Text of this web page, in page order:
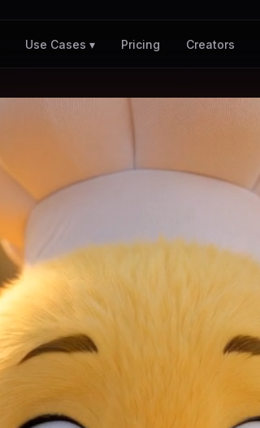
Use Cases ▾ Pricing Creators